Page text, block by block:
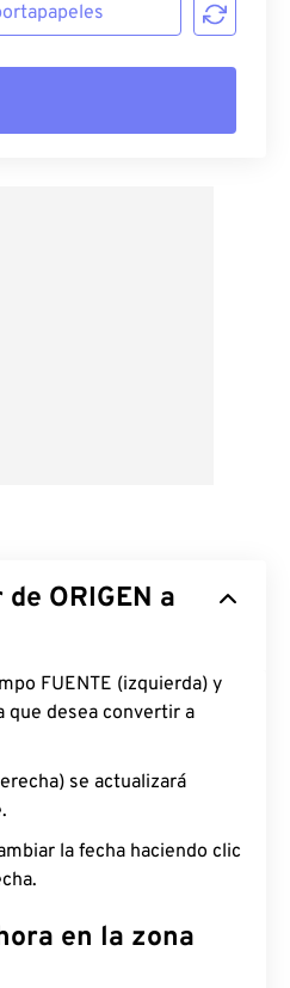
ORIGEN a
FUENTE (izquierda) y
que desea convertir a
se actualizará
la fecha haciendo clic
en la zona